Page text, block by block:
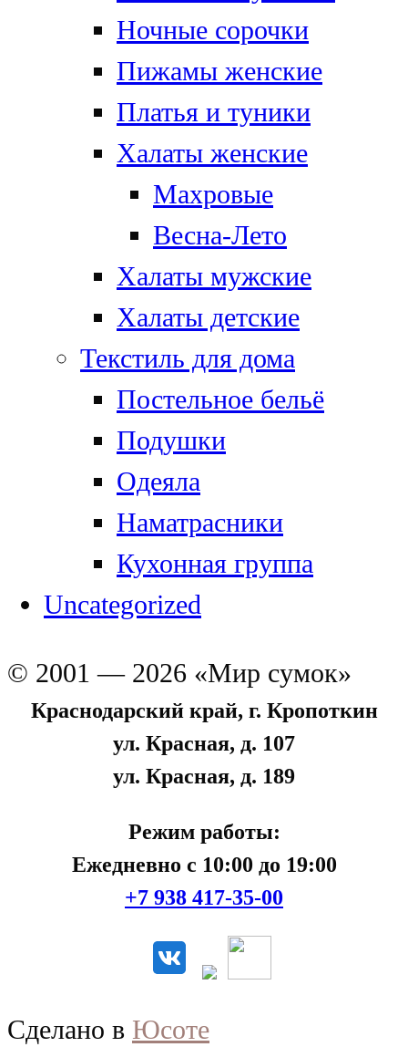
Ночные сорочки
Пижамы женские
Платья и туники
Халаты женские
Махровые
Весна-Лето
Халаты мужские
Халаты детские
Текстиль для дома
Постельное бельё
Подушки
Одеяла
Наматрасники
Кухонная группа
Uncategorized
© 2001 — 2026 «Мир сумок»
Краснодарский край, г. Кропоткин
ул. Красная, д. 107
ул. Красная, д. 189
Режим работы:
Ежедневно с 10:00 до 19:00
+7 938 417-35-00
Сделано в Юсоте